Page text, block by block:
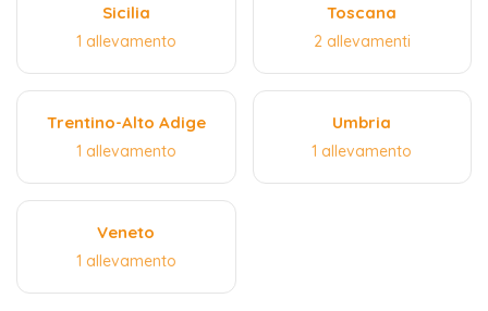
Sicilia
1 allevamento
Toscana
2 allevamenti
Trentino-Alto Adige
1 allevamento
Umbria
1 allevamento
Veneto
1 allevamento